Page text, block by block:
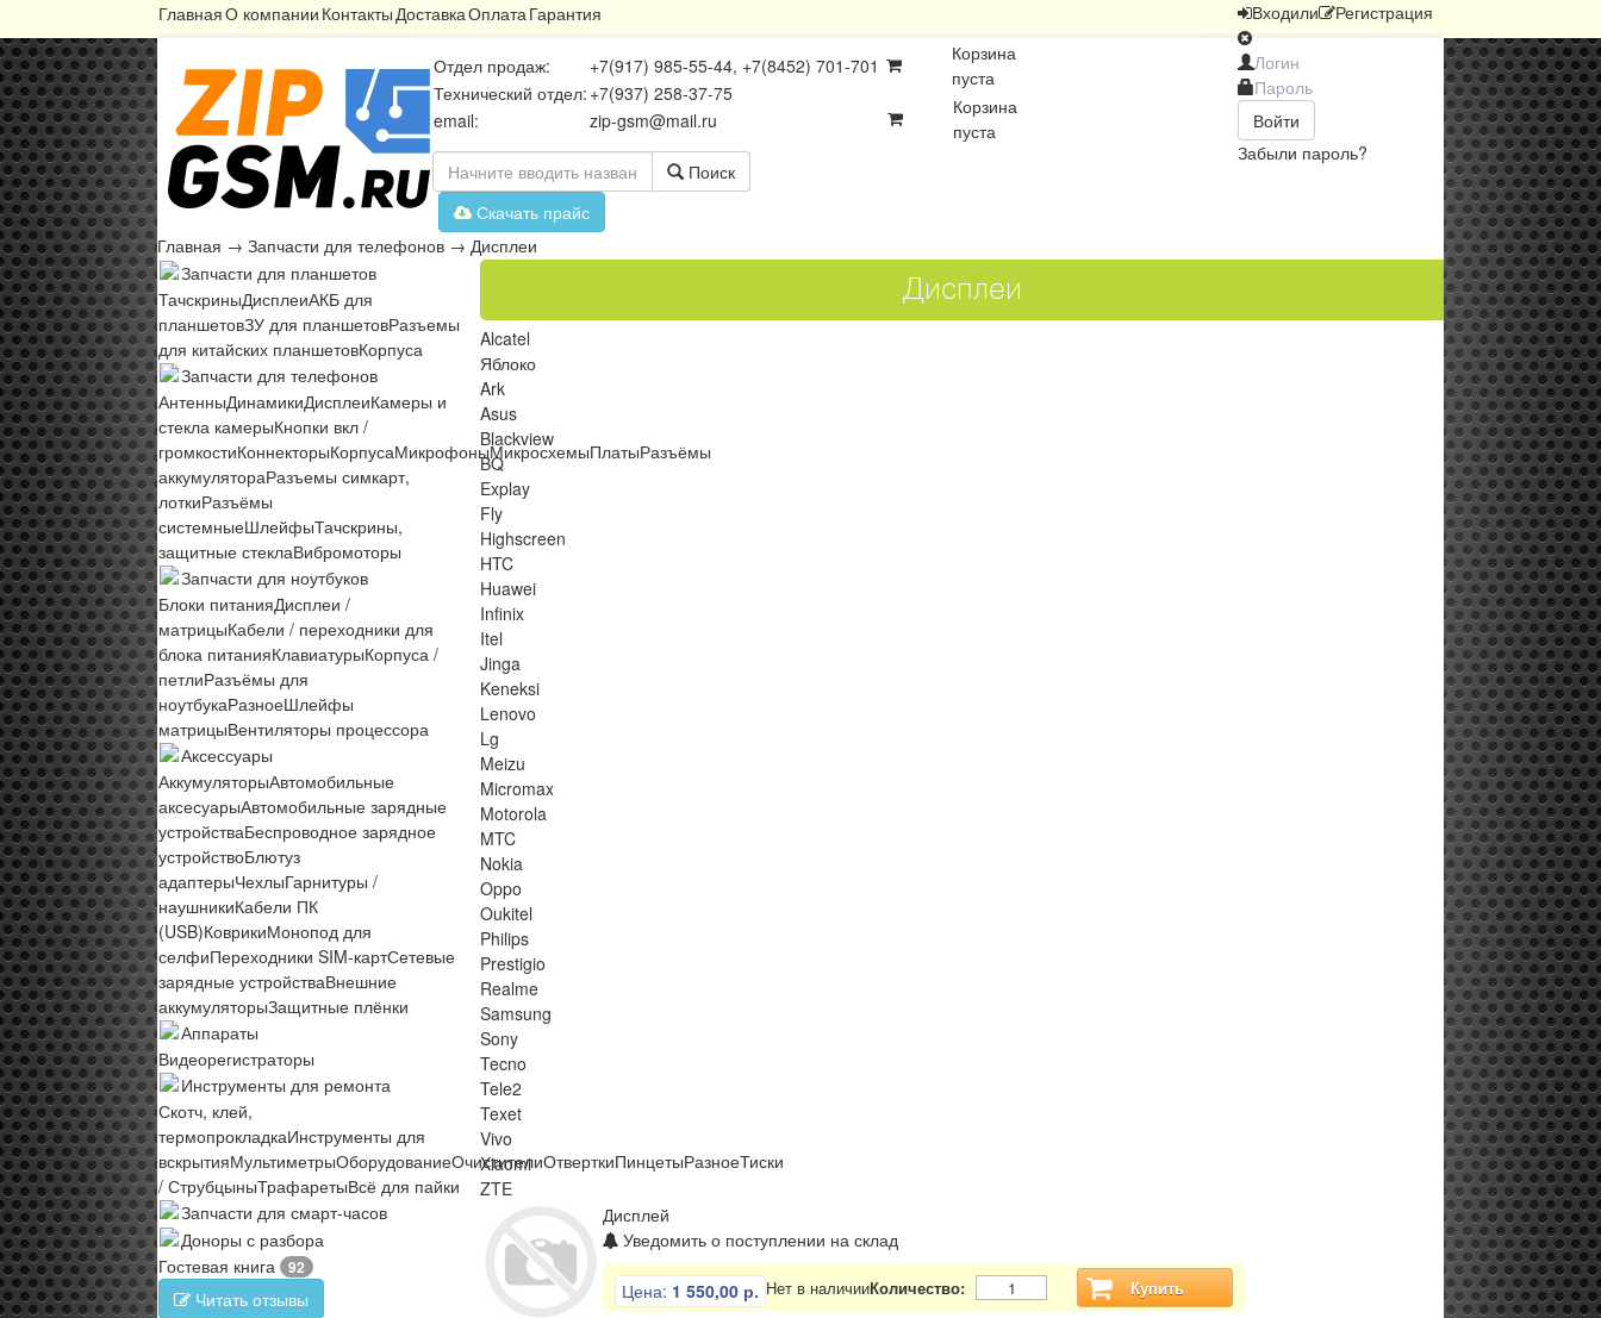
ГлавнаяО компании КонтактыДоставкаОплатаГарантия Входили Регистрация
Войти
Забыли пароль?
Отдел продаж:
+7(917) 985-55-44, +7(8452) 701-701
Технический отдел: +7(937) 258-37-75
email:
zip-gsm@mail.ru
Корзина
пуста
Корзина
пуста
Поиск
Скачать прайс
Главная → Запчасти для телефонов → Дисплеи
Запчасти для планшетов
ТачскриныДисплеиАКБ для
планшетовЗУ для планшетовРазъемы
для китайских планшетовКорпуса
Запчасти для телефонов
АнтенныДинамикиДисплеиКамеры и
стекла камерыКнопки вкл /
громкостиКоннекторыКорпусаМикрофоныМикросхемыПлатыРазъёмы
аккумулятораРазъемы симкарт,
лоткиРазъёмы
системныеШлейфыТачскрины,
защитные стеклаВибромоторы
Запчасти для ноутбуков
Блоки питанияДисплеи /
матрицыКабели / переходники для
блока питанияКлавиатурыКорпуса /
петлиРазъёмы для
ноутбукаРазноеШлейфы
матрицыВентиляторы процессора
Аксессуары
АккумуляторыАвтомобильные
аксесуарыАвтомобильные зарядные
устройстваБеспроводное зарядное
устройствоБлютуз
адаптерыЧехлыГарнитуры /
наушникиКабели ПК
(USB)КоврикиМонопод для
селфиПереходники SIM-картСетевые
зарядные устройстваВнешние
аккумуляторыЗащитные плёнки
Аппараты
Видеорегистраторы
Инструменты для ремонта
Скотч, клей,
термопрокладкаИнструменты для
вскрытияМультиметрыОборудованиеОчистителиОтверткиПинцетыРазноеТиски
/ СтрубцыныТрафаретыВсё для пайки
Запчасти для смарт-часов
Доноры с разбора
Гостевая книга
92
Читать отзывы
Дисплеи
Alcatel
Яблоко
Ark
Asus
Blackview
BQ
Explay
Fly
Highscreen
HTC
Huawei
Infinix
Itel
Jinga
Keneksi
Lenovo
Lg
Meizu
Micromax
Motorola
MTC
Nokia
Oppo
Oukitel
Philips
Prestigio
Realme
Samsung
Sony
Tecno
Tele2
Texet
Vivo
Xiaomi
ZTE
Дисплей
Уведомить о поступлении на склад
Цена: 1 550,00 р. Нет в наличииКоличество: Купить